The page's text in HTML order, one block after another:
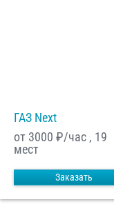
ГАЗ Next
от 3000 ₽/час , 19
мест
Заказать